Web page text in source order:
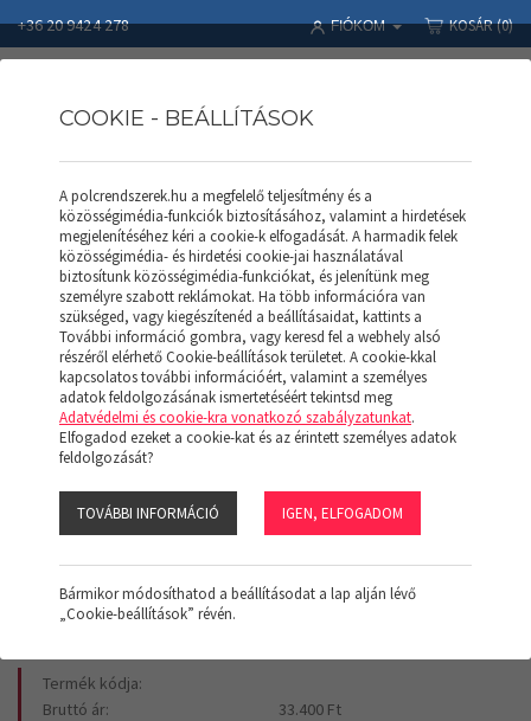
+36 20 9424 278 FIÓKOM KOSÁR(0)
Polcrendszerek Termékek Állványkeret ITS AK 25060 (H)
ÁLLVÁNYKERET ITS AK
25060 (H)
33.400 Ft +Áfa
Termék kódja:
Bruttó ár:
33.400 Ft
COOKIE - BEÁLLÍTÁSOK
A polcrendszerek.hu a megfelelő teljesítmény és a
közösségimédia-funkciók biztosításához, valamint a hirdetések
megjelenítéséhez kéri a cookie-k elfogadását. A harmadik felek
közösségimédia- és hirdetési cookie-jai használatával
biztosítunk közösségimédia-funkciókat, és jelenítünk meg
személyre szabott reklámokat. Ha több információra van
szükséged, vagy kiegészítenéd a beállításaidat, kattints a
További információ gombra, vagy keresd fel a webhely alsó
részéről elérhető Cookie-beállítások területet. A cookie-kkal
kapcsolatos további információért, valamint a személyes
adatok feldolgozásának ismertetéséért tekintsd meg
Adatvédelmi és cookie-kra vonatkozó szabályzatunkat.
Elfogadod ezeket a cookie-kat és az érintett személyes adatok
feldolgozását?
TOVÁBBI INFORMÁCIÓ IGEN, ELFOGADOM
Bármikor módosíthatod a beállításodat a lap alján lévő
„Cookie-beállítások” révén.